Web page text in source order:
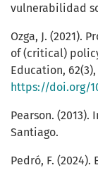
vulnerabilidad
Ozga, J. (2021).
of (critical)
Education, 62(3),
https://doi.org/
Pearson. (2013).
Santiago.
Pedró, F.